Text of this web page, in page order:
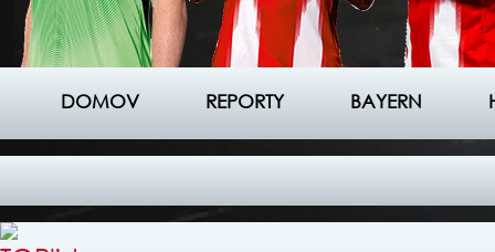
DOMOV REPORTY BAYERN